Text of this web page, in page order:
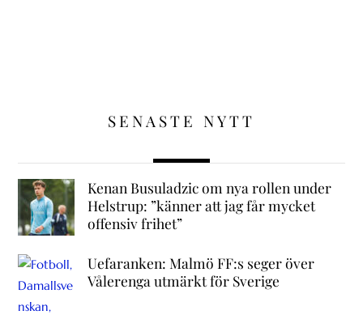
SENASTE NYTT
Kenan Busuladzic om nya rollen under
Helstrup: ”känner att jag får mycket
offensiv frihet”
Uefaranken: Malmö FF:s seger över
Vålerenga utmärkt för Sverige